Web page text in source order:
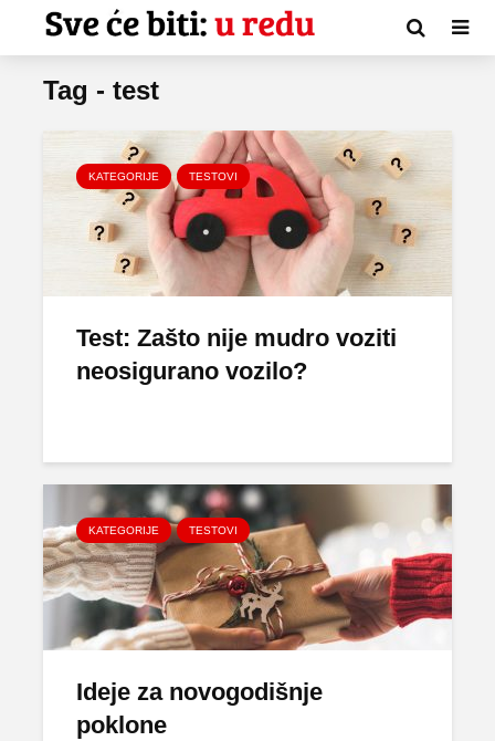
Tag - test
KATEGORIJE TESTOVI
Test: Zašto nije mudro voziti
neosigurano vozilo?
KATEGORIJE TESTOVI
Ideje za novogodišnje
poklone